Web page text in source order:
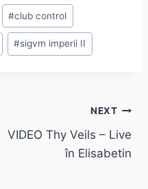
#club control
#sigvm imperii II
NEXT
VIDEO Thy Veils – Live
în Elisabetin